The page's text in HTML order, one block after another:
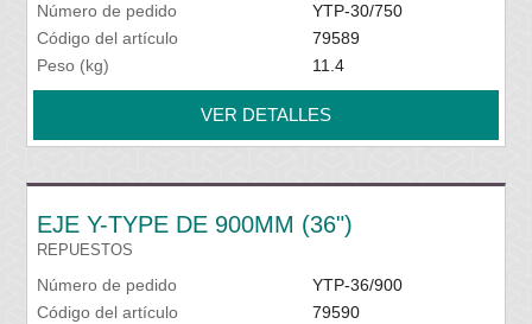
Número de pedido
YTP-30/750
Código del artículo
79589
Peso (kg)
11.4
VER DETALLES
EJE Y-TYPE DE 900MM (36")
REPUESTOS
Número de pedido
YTP-36/900
Código del artículo
79590